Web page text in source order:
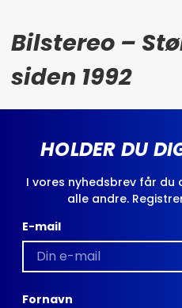
Bilstereo –
siden 1992
HOLDER DU
I vores nyhedsbrev får du
alle andre.
E-mail
Fornavn